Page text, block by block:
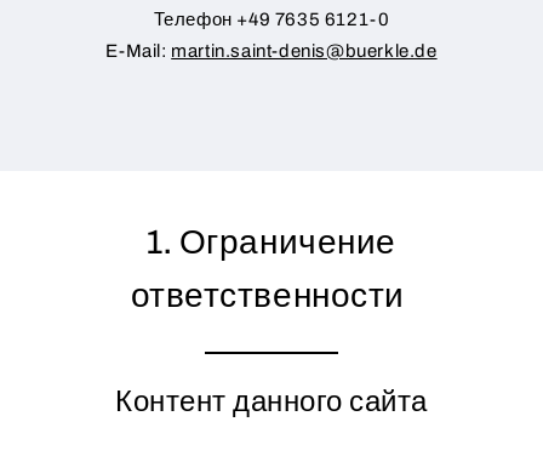
Телефон +49 7635 6121-0
E-Mail: martin.saint-denis@buerkle.de
1. Ограничение
ответственности
Контент данного сайта